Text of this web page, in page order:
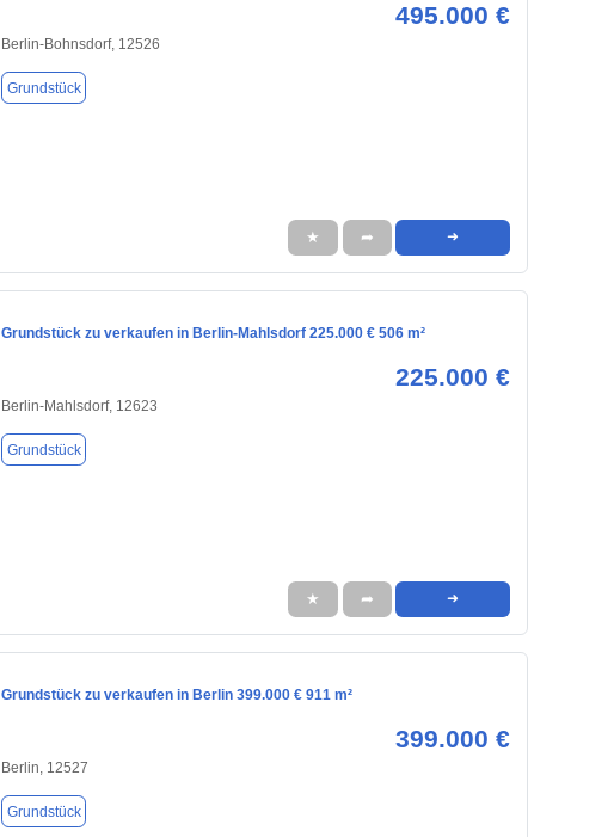
495.000 €
Berlin-Bohnsdorf, 12526
Grundstück
★ ➦ ➜
Grundstück zu verkaufen in Berlin-Mahlsdorf 225.000 € 506 m²
225.000 €
Berlin-Mahlsdorf, 12623
Grundstück
★ ➦ ➜
Grundstück zu verkaufen in Berlin 399.000 € 911 m²
399.000 €
Berlin, 12527
Grundstück